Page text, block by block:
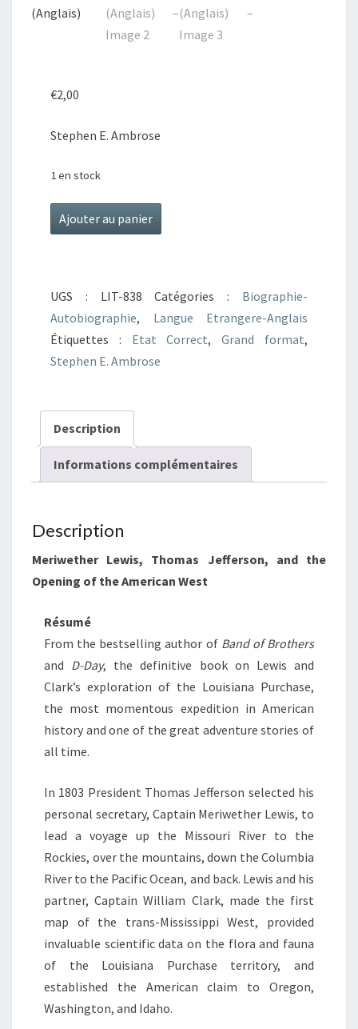
€2,00
Stephen E. Ambrose
1 en stock
quantité
de
(Anglais)
Ajouter au panier
UGS : LIT-838 Catégories : Biographie-
Autobiographie, Langue Etrangere-Anglais
Étiquettes : Etat Correct,Grand format,
Stephen E. Ambrose
Description
Informations complémentaires
Description
Meriwether Lewis, Thomas Jefferson, and the
Opening of the American West
Résumé
From the bestselling author of Band of Brothers
and D-Day, the definitive book on Lewis and
Clark’s exploration of the Louisiana Purchase,
the most momentous expedition in American
history and one of the great adventure stories of
all time.
In 1803 President Thomas Jefferson selected his
personal secretary, Captain Meriwether Lewis, to
lead a voyage up the Missouri River to the
Rockies, over the mountains, down the Columbia
River to the Pacific Ocean, and back. Lewis and his
partner, Captain William Clark, made the first
map of the trans-Mississippi West, provided
invaluable scientific data on the flora and fauna
of the Louisiana Purchase territory, and
established the American claim to Oregon,
Washington, and Idaho.